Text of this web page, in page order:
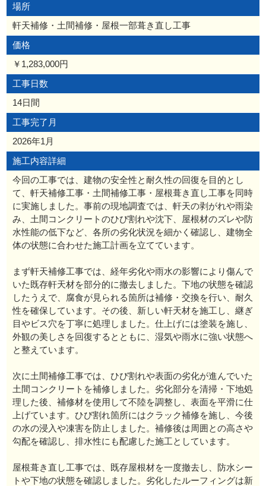
場所
軒天補修・土間補修・屋根一部葺き直し工事
価格
￥1,283,000円
工事日数
14日間
工事完了月
2026年1月
施工内容詳細
今回の工事では、建物の安全性と耐久性の回復を目的とし
て、軒天補修工事・土間補修工事・屋根葺き直し工事を同時
に実施しました。事前の現地調査では、軒天の剥がれや雨染
み、土間コンクリートのひび割れや沈下、屋根材のズレや防
水性能の低下など、各所の劣化状況を細かく確認し、建物全
体の状態に合わせた施工計画を立てています。
まず軒天補修工事では、経年劣化や雨水の影響により傷んで
いた既存軒天材を部分的に撤去しました。下地の状態を確認
したうえで、腐食が見られる箇所は補修・交換を行い、耐久
性を確保しています。その後、新しい軒天材を施工し、継ぎ
目やビス穴を丁寧に処理しました。仕上げには塗装を施し、
外観の美しさを回復するとともに、湿気や雨水に強い状態へ
と整えています。
次に土間補修工事では、ひび割れや表面の劣化が進んでいた
土間コンクリートを補修しました。劣化部分を清掃・下地処
理した後、補修材を使用して不陸を調整し、表面を平滑に仕
上げています。ひび割れ箇所にはクラック補修を施し、今後
の水の浸入や凍害を防止しました。補修後は周囲との高さや
勾配を確認し、排水性にも配慮した施工としています。
屋根葺き直し工事では、既存屋根材を一度撤去し、防水シー
トや下地の状態を確認しました。劣化したルーフィングは新